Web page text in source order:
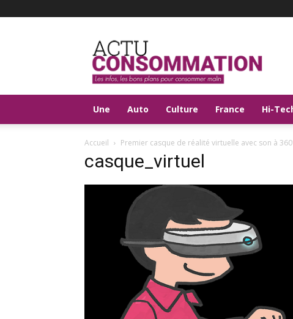
Actu
Consommation
Une Auto Culture France Hi-
Accueil Premier casque de réalité virtuelle avec son à
casque_virtuel